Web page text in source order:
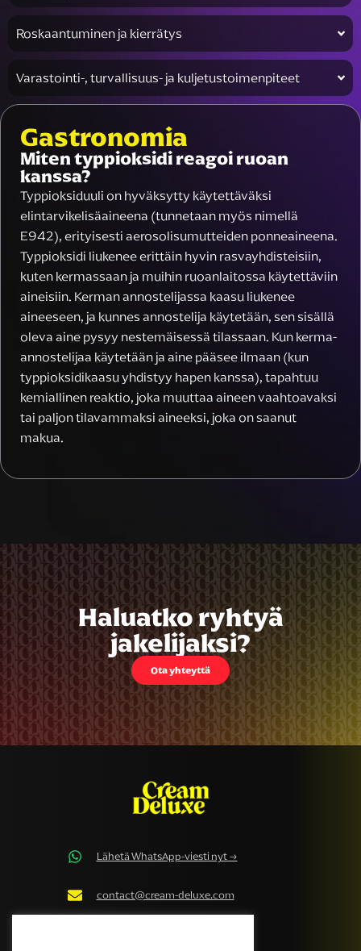
Roskaantuminen ja kierrätys
Varastointi-, turvallisuus- ja kuljetustoimenpiteet
Gastronomia
Miten typpioksidi reagoi ruoan
kanssa?
Typpioksiduuli on hyväksytty käytettäväksi
elintarvikelisäaineena (tunnetaan myös nimellä
E942), erityisesti aerosolisumutteiden ponneaineena.
Typpioksidi liukenee erittäin hyvin rasvayhdisteisiin,
kuten kermassaan ja muihin ruoanlaitossa käytettäviin
aineisiin. Kerman annostelijassa kaasu liukenee
aineeseen, ja kunnes annostelija käytetään, sen sisällä
oleva aine pysyy nestemäisessä tilassaan. Kun kerma-
annostelijaa käytetään ja aine pääsee ilmaan (kun
typpioksidikaasu yhdistyy hapen kanssa), tapahtuu
kemiallinen reaktio, joka muuttaa aineen vaahtoavaksi
tai paljon tilavammaksi aineeksi, joka on saanut
makua.
Haluatko ryhtyä
jakelijaksi?
Ota yhteyttä
Lähetä WhatsApp-viesti nyt →
contact@cream-deluxe.com